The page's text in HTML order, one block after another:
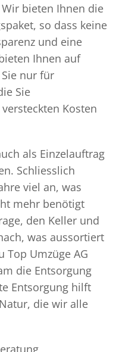
bieten Ihnen die
so dass keine
und eine
Ihnen auf
nur für
Sie
Kosten
als Einzelauftrag
Schliesslich
viel an, was
mehr benötigt
den Keller und
was aussortiert
Top Umzüge AG
die Entsorgung
Entsorgung hilft
die wir alle